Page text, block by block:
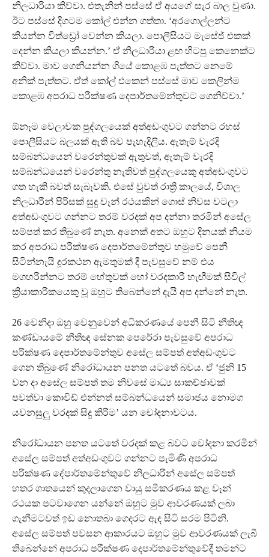
නිලධාරියා කිව්වා. එතැනින් පස්සේ ඒ අයගේ සැර බාල වුණා.
ඊට පස්සේ දිගටම කෝල් එන්න ගත්තා. ‘අරගොල්ලන්ට
කියන්න විත්ඩ්‍රෝ වෙන්න කියලා. පොලීසියට මැසේජ් එකක්
දෙන්න කියලා කියන්න.’ ඒ නිලධාරියා ළඟ හිටපු කෙනෙක්ට
කිව්වා. මාව ගෙනියන්න ගියේ කොළඹ පැත්තට නෙමේ
අනික් පැත්තට. ඒත් කෝල් එකෙන් පස්සේ මාව කෙලින්ම
කොළඹ අපරාධ පරීක්ෂණ දෙපාර්තමේන්තුවට ගෙනිච්චා.’
ඕනෑම වෙලාවක පුද්ගලයෙක් අත්අඩංගුවට ගන්නට රහස්
පොලීසියට බලයක් ඇති බව පැහැදිලිය. ඇතැම් වැරදි
සම්බන්ධයෙන් වරෙන්තුවක් ඇතුවත්, ඇතැම් වැරදි
සම්බන්ධයෙන් වරෙන්තු නැතිවත් පුද්ගලයෙකු අත්අඩංගුවට
ගත හැකි බවත් සැබෑවකි. එසේ වුවත් රාත්‍රි කාලයේ, විශාල
නිලධාරීන් පිරිසක් සුදු වෑන් රථයකින් ගොස් නිවස වටලා
අත්අඩංගුවට ගන්නට තරම් වරදක් අප දන්නා තරමින් අසේල
සම්පත් කර තිබුණේ නැත. අනෙක් අතට ඔහුට දිනයක් නියම
කර අපරාධ පරීක්ෂණ දෙපාර්තමේන්තුව හමුවේ පෙනී
සිටින්නැයි දූරකථන ඇමතුමක් දී පැවසුවේ නම් එය
මගහරින්නට තරම් හේතුවක් හෝ වරදකාරී හැඟීමක් සිවිල්
ක්‍රියාකාරිකයෙකු වූ ඔහුට තිබෙන්නේ දැයි අප දන්නේ නැත.
26 වෙනිදා ඔහු වෙනුවෙන් අධිකරණයේ පෙනී සිටි නීතිඥ
කණ්ඩායමේ නීතිඥ සේනක පෙරේරා පැවසුවේ අපරාධ
පරීක්ෂණ දෙපාර්තමේන්තුව අසේල සම්පත් අත්අඩංගුවට
ගෙන තිබුණේ නිරෝධායන පනත යටතේ බවය. ඒ ‘ජුනි 15
වන දා අසේල සම්පත් තම නිවසේ මාධ්‍ය සාකච්ඡාවක්
පවත්වා කොවිඩ් එන්නත් සම්බන්ධයෙන් සමාජය නොමග
යවනසුලු වරදක් සිදු කිරීම’ යන චෝදනාවටය.
නිරෝධායන පනත යටතේ වරදක් කළ බවට චෝදනා කරමින්
අසේල සම්පත් අත්අඩංගුවට ගන්නට පැමිණි අපරාධ
පරීක්ෂණ දේපාර්තමේන්තුවේ නිලධාරීන් අසේල සම්පත්
හතර ගාතයෙන් කුදලාගෙන වායු සමීකරණය කළ වෑන්
රථයක පටවාගෙන යන්නේ ඔහුට මුව ආවරණයක් ලබා
ගැනීමටවත් ඉඩ නොතබා ගෙදරට ඇඳ සිටි සරම පිටිනි.
අසේල සම්පත් පවසන ආකාරයට ඔහුට මුව ආවරණයක් ලැබී
තිබෙන්නේ අපරාධ පරීක්ෂණ දෙපාර්තමේන්තුවේදී තමන්ට